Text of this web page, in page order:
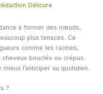
Délicure
à former des nœuds,
plus tenaces. Ce
comme les racines,
bouclés ou crépus.
l’anticiper au quotidien.
?